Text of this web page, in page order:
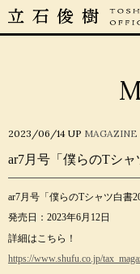
2023/06/14 UP MAGAZINE
ar7月号「僕らのTシャ
ar7月号「僕らのTシャツ白書
発売日：2023年6月12日
詳細はこちら！
https://www.shufu.co.jp/